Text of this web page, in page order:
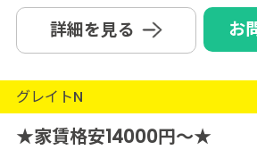
詳細を見る お
グレイトN
★家賃格安14000円～★